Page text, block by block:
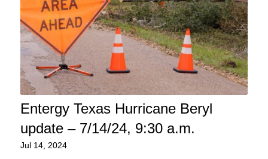
Entergy Texas Hurricane Beryl
update – 7/14/24, 9:30 a.m.
Jul 14, 2024